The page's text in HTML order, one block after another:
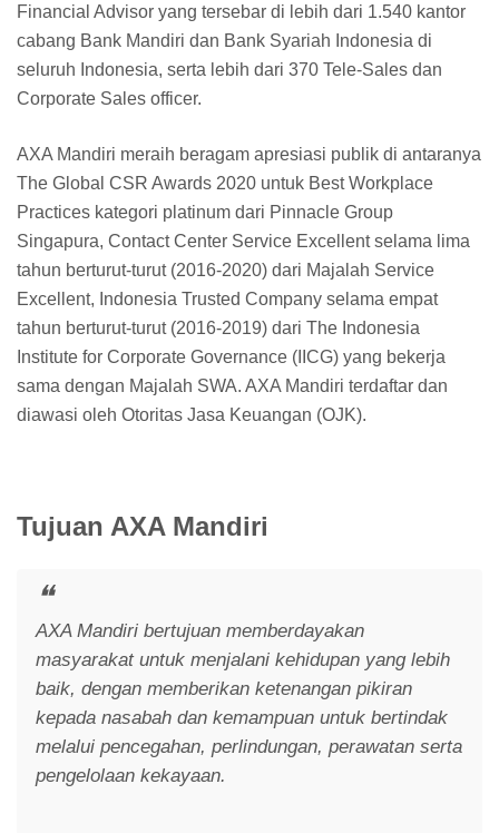
Financial Advisor yang tersebar di lebih dari 1.540 kantor
cabang Bank Mandiri dan Bank Syariah Indonesia di
seluruh Indonesia, serta lebih dari 370 Tele-Sales dan
Corporate Sales officer.
AXA Mandiri meraih beragam apresiasi publik di antaranya
The Global CSR Awards 2020 untuk Best Workplace
Practices kategori platinum dari Pinnacle Group
Singapura, Contact Center Service Excellent selama lima
tahun berturut-turut (2016-2020) dari Majalah Service
Excellent, Indonesia Trusted Company selama empat
tahun berturut-turut (2016-2019) dari The Indonesia
Institute for Corporate Governance (IICG) yang bekerja
sama dengan Majalah SWA. AXA Mandiri terdaftar dan
diawasi oleh Otoritas Jasa Keuangan (OJK).
Tujuan AXA Mandiri
AXA Mandiri bertujuan memberdayakan
masyarakat untuk menjalani kehidupan yang lebih
baik, dengan memberikan ketenangan pikiran
kepada nasabah dan kemampuan untuk bertindak
melalui pencegahan, perlindungan, perawatan serta
pengelolaan kekayaan.